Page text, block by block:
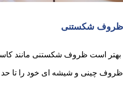
ظروف شکستنی
بهتر است ظروف شکستنی مانند
ظروف چینی و شیشه ای خود را تا حد